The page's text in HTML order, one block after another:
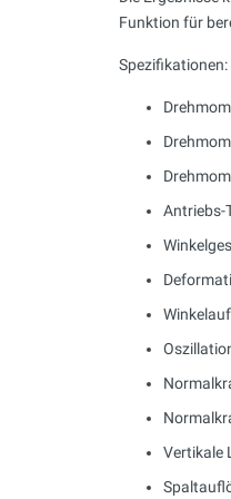
Funktion für
Spezifikationen:
Antriebs-
Vertikale